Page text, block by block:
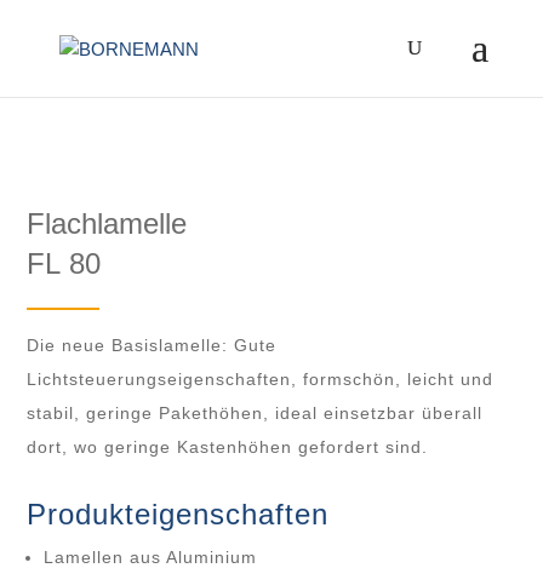
Flachlamelle
FL 80
Die neue Basislamelle: Gute
Lichtsteuerungseigenschaften, formschön, leicht und
stabil, geringe Pakethöhen, ideal einsetzbar überall
dort, wo geringe Kastenhöhen gefordert sind.
Produkt­­eigenschaften
Lamellen aus Aluminium